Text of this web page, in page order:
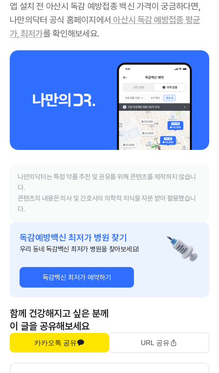
앱 설치 전 아산시 독감 예방접종 백신 가격이 궁금하다면,
나만의닥터 공식 홈페이지에서 아산시 독감 예방접종 평균
가, 최저가를 확인해보세요.
나만의닥터는 특정 약품 추천 및 권유를 위해 콘텐츠를 제작하지 않습니
다.
콘텐츠의 내용은 의사 및 간호사의 의학적 지식을 자문 받아 활용했습니
다.
독감예방백신 최저가 병원 찾기
우리 동네 독감백신 최저가 병원을 찾아보세요!
독감백신 최저가 예약하기
함께 건강해지고 싶은 분께
이 글을 공유해보세요
카카오톡 공유 URL 공유